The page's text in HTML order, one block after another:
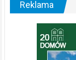
Reklama